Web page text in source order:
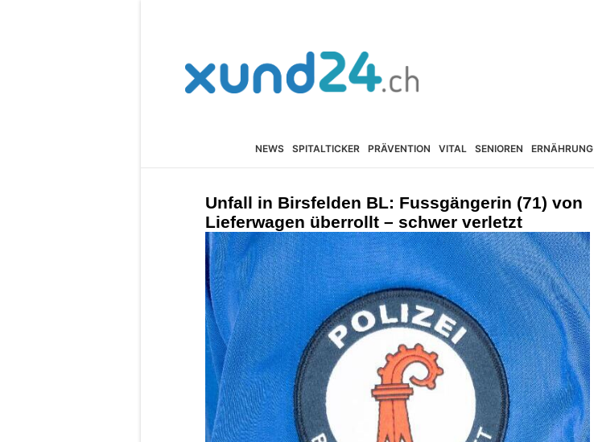
NEWS SPITALTICKER PRÄVENTION VITAL SENIOREN ERNÄHRUNG
Unfall in Birsfelden BL: Fussgängerin (71) von
Lieferwagen überrollt – schwer verletzt